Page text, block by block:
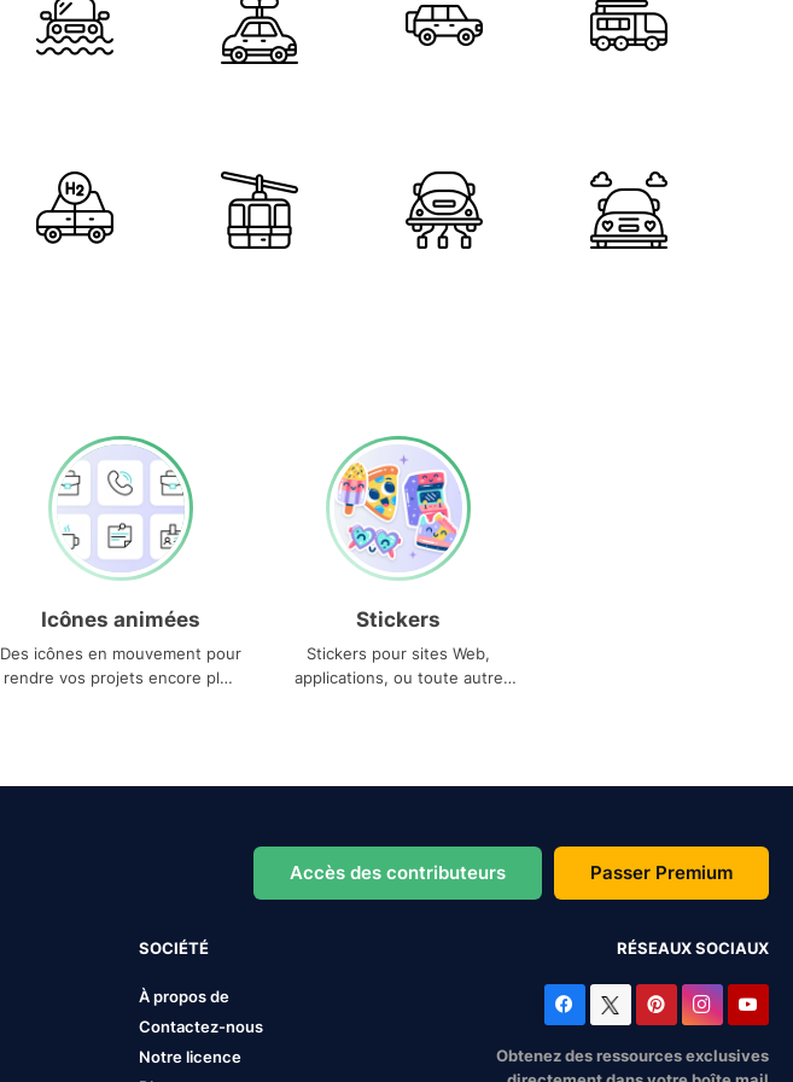
Icônes animées
Des icônes en mouvement pour
rendre vos projets encore plus
Stickers
Stickers pour sites Web,
applications, ou toute autre
Accès des contributeurs Passer Premium
SOCIÉTÉ
À propos de
Contactez-nous
Notre licence
RÉSEAUX SOCIAUX
Obtenez des ressources exclusives